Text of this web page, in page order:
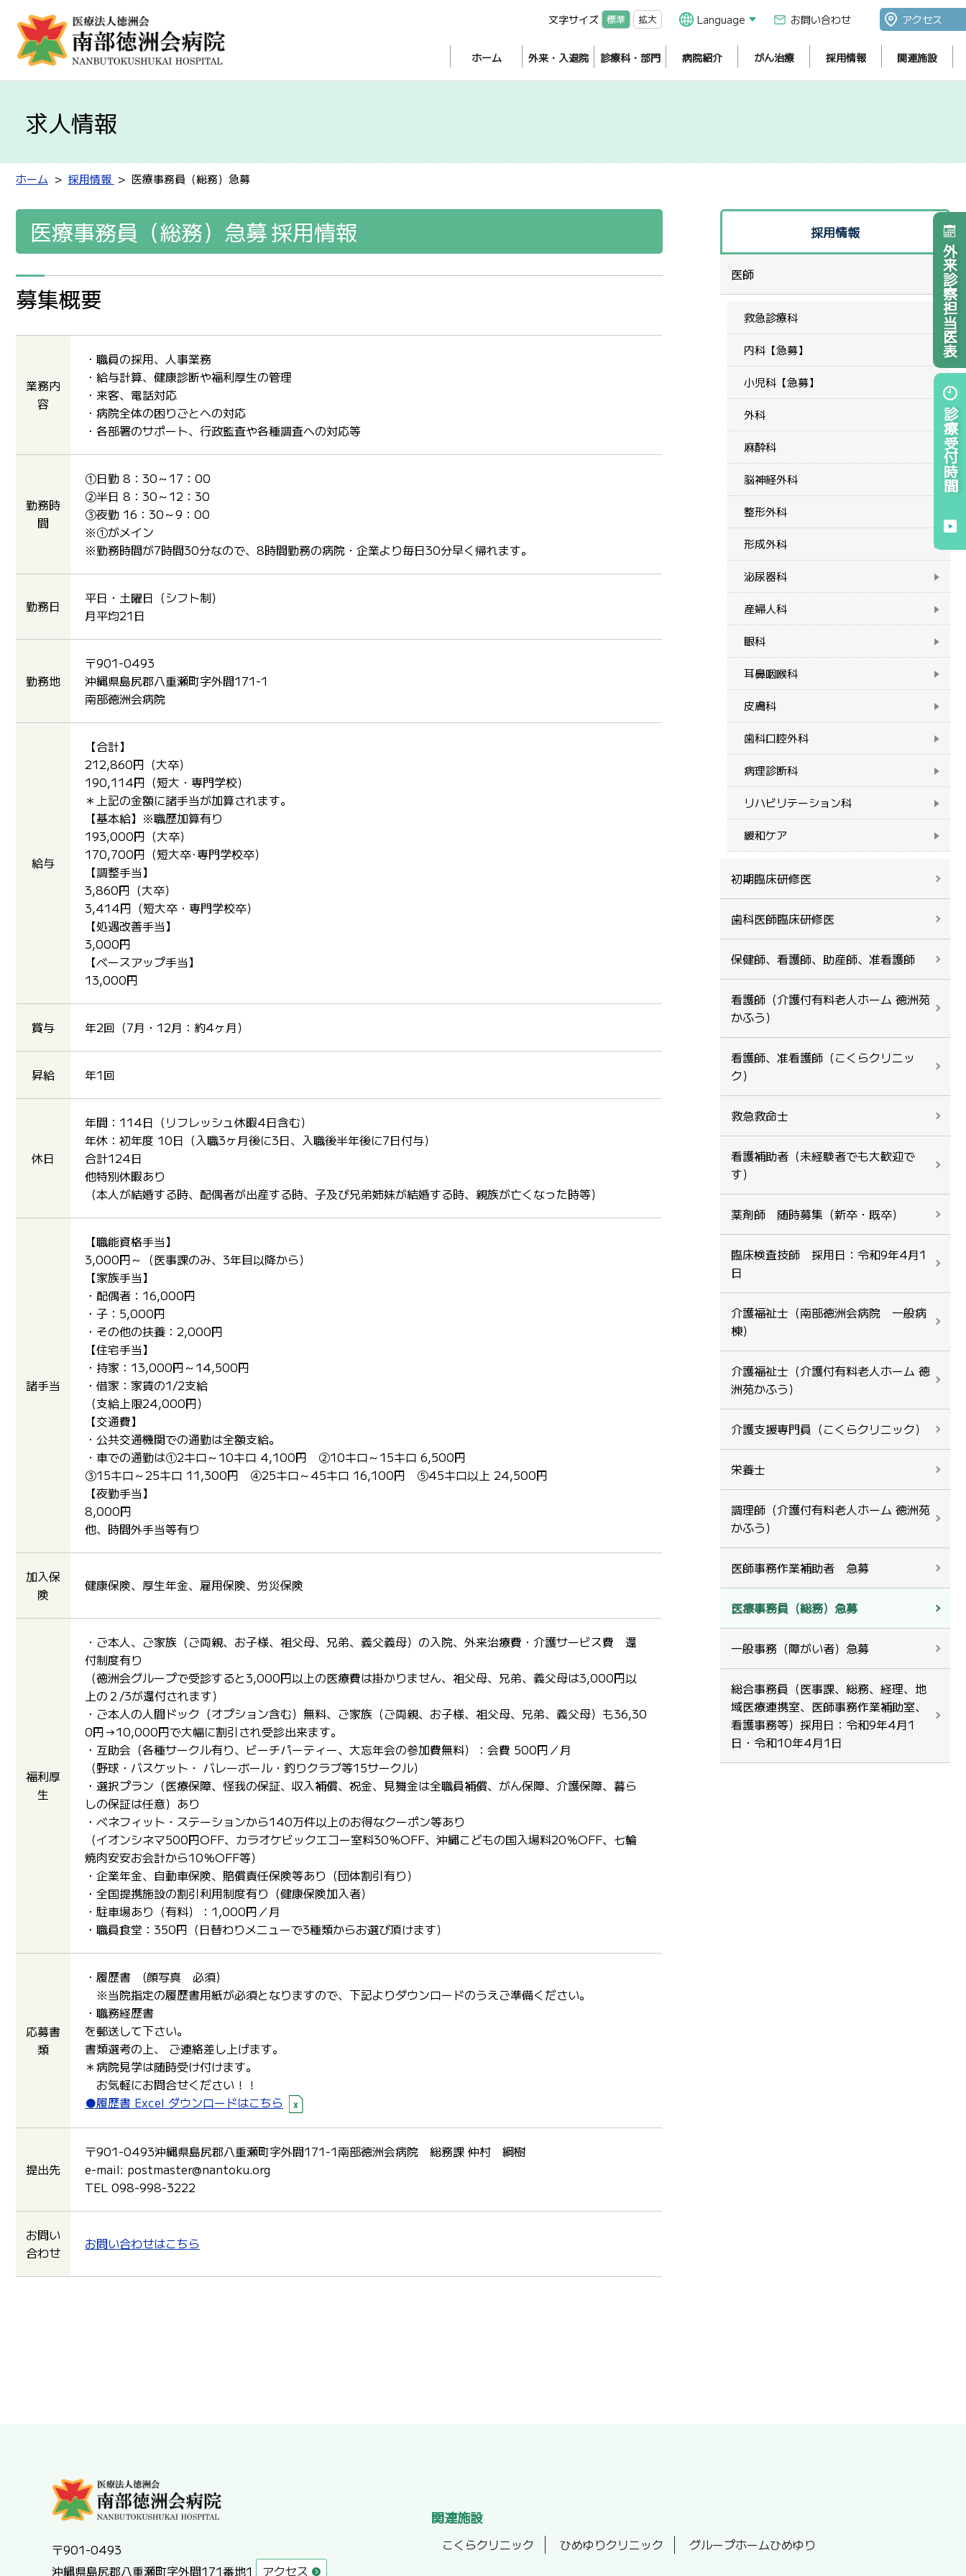
外来診察担当医表
診療受付時間
文字サイズ 標準 拡大 Language お問い合わせ アクセス
ホーム 外来・入退院 診療科・部門 病院紹介 がん治療 採用情報 関連施設
求人情報
ホーム 採用情報 医療事務員（総務）急募
医療事務員（総務）急募採用情報
募集概要
業務内
容
・職員の採用、人事業務
・給与計算、健康診断や福利厚生の管理
・来客、電話対応
・病院全体の困りごとへの対応
・各部署のサポート、行政監査や各種調査への対応等
勤務時
間
①日勤 8：30～17：00
②半日 8：30～12：30
③夜勤 16：30～9：00
※①がメイン
※勤務時間が7時間30分なので、8時間勤務の病院・企業より毎日30分早く帰れます。
勤務日
平日・土曜日（シフト制）
月平均21日
勤務地
〒901-0493
沖縄県島尻郡八重瀬町字外間171-1
南部徳洲会病院
給与
【合計】
212,860円（大卒）
190,114円（短大・専門学校）
＊上記の金額に諸手当が加算されます。
【基本給】※職歴加算有り
193,000円（大卒）
170,700円（短大卒･専門学校卒）
【調整手当】
3,860円（大卒）
3,414円（短大卒・専門学校卒）
【処遇改善手当】
3,000円
【ベースアップ手当】
13,000円
賞与 年2回（7月・12月：約4ヶ月）
昇給 年1回
休日
年間：114日（リフレッシュ休暇4日含む）
年休：初年度 10日（入職3ヶ月後に3日、入職後半年後に7日付与）
合計124日
他特別休暇あり
（本人が結婚する時、配偶者が出産する時、子及び兄弟姉妹が結婚する時、親族が亡くなった時等）
諸手当
【職能資格手当】
3,000円～（医事課のみ、3年目以降から）
【家族手当】
・配偶者：16,000円
・子：5,000円
・その他の扶養：2,000円
【住宅手当】
・持家：13,000円～14,500円
・借家：家賃の1/2支給
（支給上限24,000円）
【交通費】
・公共交通機関での通勤は全額支給。
・車での通勤は①2キロ～10キロ 4,100円 ②10キロ～15キロ 6,500円
③15キロ～25キロ 11,300円 ④25キロ～45キロ 16,100円 ⑤45キロ以上 24,500円
【夜勤手当】
8,000円
他、時間外手当等有り
加入保
険
健康保険、厚生年金、雇用保険、労災保険
福利厚
生
・ご本人、ご家族（ご両親、お子様、祖父母、兄弟、義父義母）の入院、外来治療費・介護サービス費 還
付制度有り
（徳洲会グループで受診すると3,000円以上の医療費は掛かりません、祖父母、兄弟、義父母は3,000円以
上の２/3が還付されます）
・ご本人の人間ドック（オプション含む）無料、ご家族（ご両親、お子様、祖父母、兄弟、義父母）も36,30
0円→10,000円で大幅に割引され受診出来ます。
・互助会（各種サークル有り、ビーチパーティー、大忘年会の参加費無料）：会費 500円／月
（野球・バスケット・ バレーボール・釣りクラブ等15サークル）
・選択プラン（医療保障、怪我の保証、収入補償、祝金、見舞金は全職員補償、がん保障、介護保障、暮ら
しの保証は任意）あり
・ベネフィット・ステーションから140万件以上のお得なクーポン等あり
（イオンシネマ500円OFF、カラオケビックエコー室料30％OFF、沖縄こどもの国入場料20％OFF、七輪
焼肉安安お会計から10％OFF等）
・企業年金、自動車保険、賠償責任保険等あり（団体割引有り）
・全国提携施設の割引利用制度有り（健康保険加入者）
・駐車場あり（有料）：1,000円／月
・職員食堂：350円（日替わりメニューで3種類からお選び頂けます）
応募書
類
・履歴書 (顔写真 必須)
※当院指定の履歴書用紙が必須となりますので、下記よりダウンロードのうえご準備ください。
・職務経歴書
を郵送して下さい。
書類選考の上、 ご連絡差し上げます。
＊病院見学は随時受け付けます。
お気軽にお問合せください！！
●履歴書 Excel ダウンロードはこちら
提出先
〒901-0493沖縄県島尻郡八重瀬町字外間171-1南部徳洲会病院 総務課 仲村 綱樹
e-mail: postmaster@nantoku.org
TEL 098-998-3222
お問い
合わせ
お問い合わせはこちら
採用情報
医師
救急診療科
内科【急募】
小児科【急募】
外科
麻酔科
脳神経外科
整形外科
形成外科
泌尿器科
産婦人科
眼科
耳鼻咽喉科
皮膚科
歯科口腔外科
病理診断科
リハビリテーション科
緩和ケア
初期臨床研修医
歯科医師臨床研修医
保健師、看護師、助産師、准看護師
看護師（介護付有料老人ホーム 徳洲苑
かふう）
看護師、准看護師（こくらクリニッ
ク）
救急救命士
看護補助者（未経験者でも大歓迎で
す）
薬剤師 随時募集（新卒・既卒）
臨床検査技師 採用日：令和9年4月1
日
介護福祉士（南部徳洲会病院 一般病
棟）
介護福祉士（介護付有料老人ホーム 徳
洲苑かふう）
介護支援専門員（こくらクリニック）
栄養士
調理師（介護付有料老人ホーム 徳洲苑
かふう）
医師事務作業補助者 急募
医療事務員（総務）急募
一般事務（障がい者）急募
総合事務員（医事課、総務、経理、地
域医療連携室、医師事務作業補助室、
看護事務等）採用日：令和9年4月1
日・令和10年4月1日
〒901-0493
沖縄県島尻郡八重瀬町字外間171番地1
アクセス
関連施設
こくらクリニック ひめゆりクリニック グループホームひめゆり